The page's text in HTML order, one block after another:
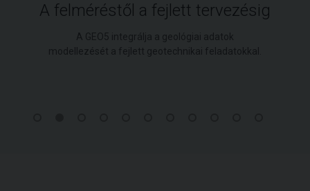
A felméréstől a fejlett tervezésig
A GEO5 integrálja a geológiai adatok
modellezését a fejlett geotechnikai feladatokkal.